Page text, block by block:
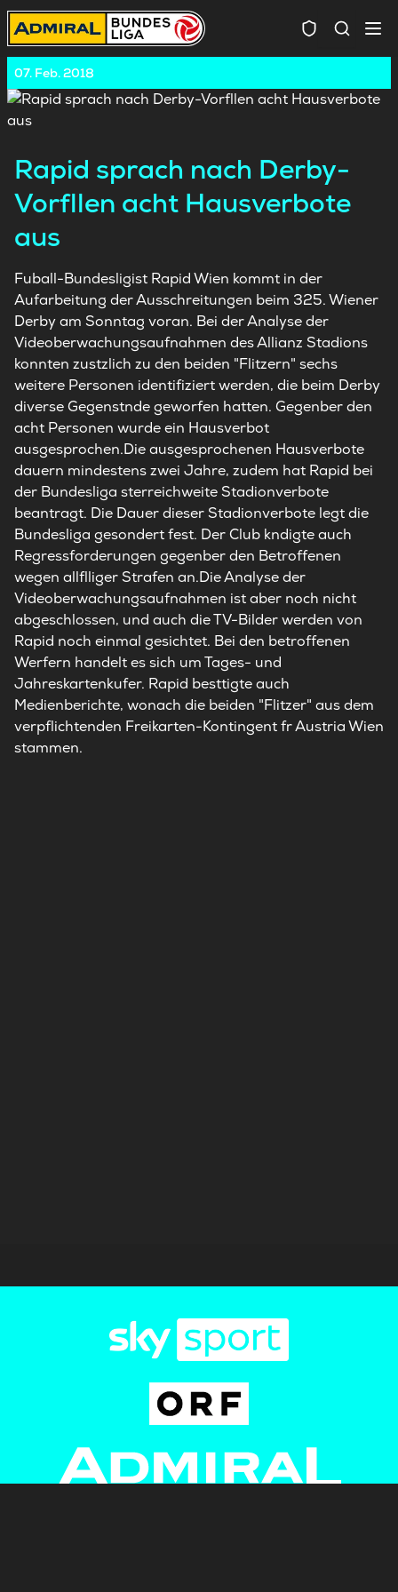
07. Feb. 2018
Rapid sprach nach Derby-
Vorfllen acht Hausverbote
aus
Fuball-Bundesligist Rapid Wien kommt in der
Aufarbeitung der Ausschreitungen beim 325. Wiener
Derby am Sonntag voran. Bei der Analyse der
Videoberwachungsaufnahmen des Allianz Stadions
konnten zustzlich zu den beiden "Flitzern" sechs
weitere Personen identifiziert werden, die beim Derby
diverse Gegenstnde geworfen hatten. Gegenber den
acht Personen wurde ein Hausverbot
ausgesprochen.Die ausgesprochenen Hausverbote
dauern mindestens zwei Jahre, zudem hat Rapid bei
der Bundesliga sterreichweite Stadionverbote
beantragt. Die Dauer dieser Stadionverbote legt die
Bundesliga gesondert fest. Der Club kndigte auch
Regressforderungen gegenber den Betroffenen
wegen allflliger Strafen an.Die Analyse der
Videoberwachungsaufnahmen ist aber noch nicht
abgeschlossen, und auch die TV-Bilder werden von
Rapid noch einmal gesichtet. Bei den betroffenen
Werfern handelt es sich um Tages- und
Jahreskartenkufer. Rapid besttigte auch
Medienberichte, wonach die beiden "Flitzer" aus dem
verpflichtenden Freikarten-Kontingent fr Austria Wien
stammen.